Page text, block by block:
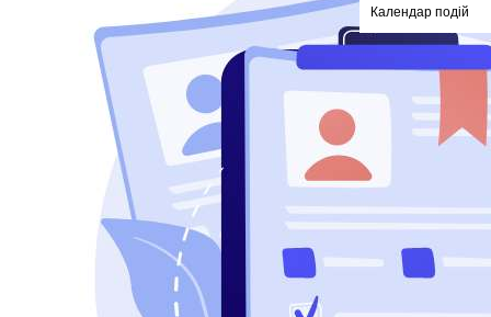
Календар подій